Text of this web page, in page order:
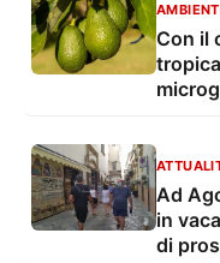
Con il
Ad
in
di